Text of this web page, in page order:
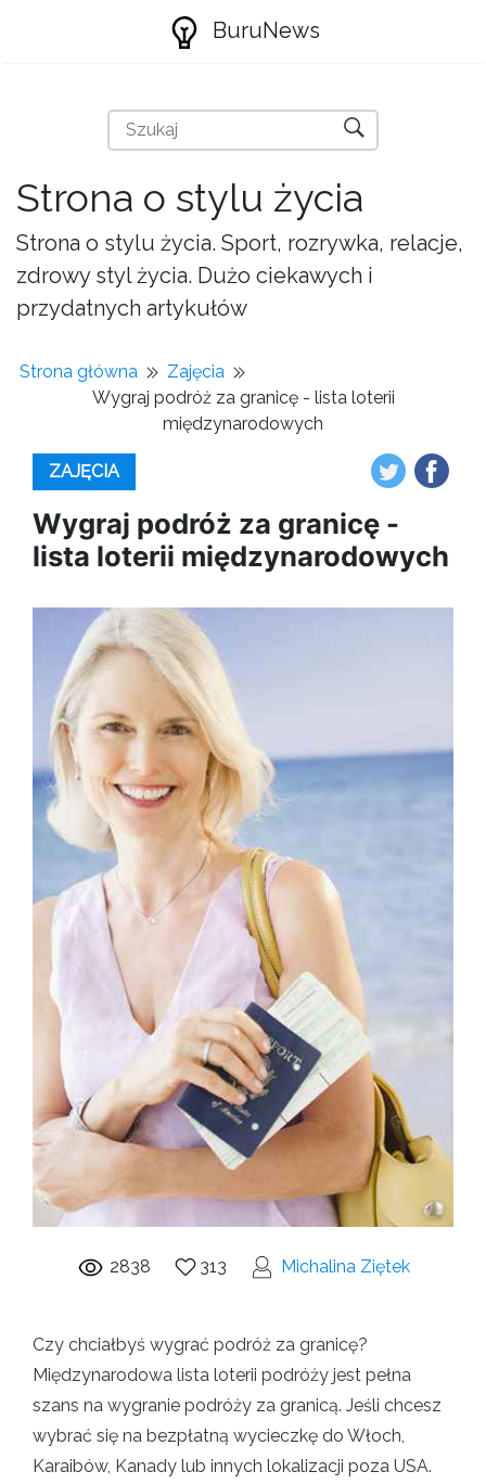
BuruNews
Strona o stylu życia
Strona o stylu życia. Sport, rozrywka, relacje,
zdrowy styl życia. Dużo ciekawych i
przydatnych artykułów
Strona główna
Zajęcia
Wygraj podróż za granicę - lista loterii
międzynarodowych
ZAJĘCIA
Wygraj podróż za granicę -
lista loterii międzynarodowych
2838 313 Michalina Ziętek
Czy chciałbyś wygrać podróż za granicę?
Międzynarodowa lista loterii podróży jest pełna
szans na wygranie podróży za granicą. Jeśli chcesz
wybrać się na bezpłatną wycieczkę do Włoch,
Karaibów, Kanady lub innych lokalizacji poza USA.